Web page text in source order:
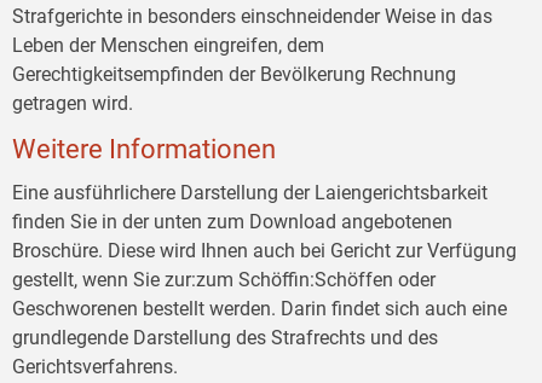
Strafgerichte in besonders einschneidender Weise in das
Leben der Menschen eingreifen, dem
Gerechtigkeitsempfinden der Bevölkerung Rechnung
getragen wird.
Weitere Informationen
Eine ausführlichere Darstellung der Laiengerichtsbarkeit
finden Sie in der unten zum Download angebotenen
Broschüre. Diese wird Ihnen auch bei Gericht zur Verfügung
gestellt, wenn Sie zur:zum Schöffin:Schöffen oder
Geschworenen bestellt werden. Darin findet sich auch eine
grundlegende Darstellung des Strafrechts und des
Gerichtsverfahrens.